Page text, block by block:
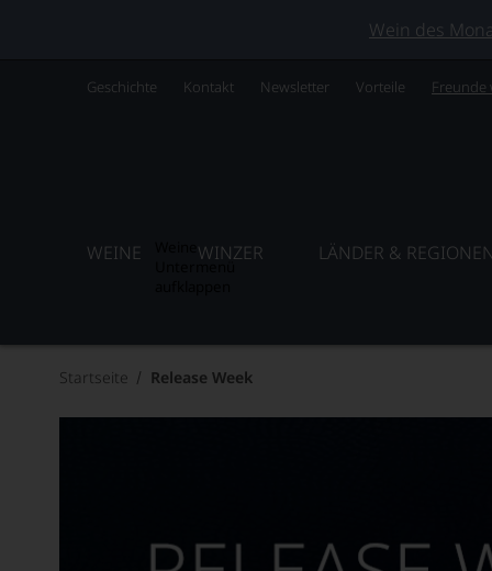
Wein des
Geschichte Kontakt Newsletter Vorteile Freunde
WEINE WINZER LÄNDER & REGIONEN
Startseite Release Week